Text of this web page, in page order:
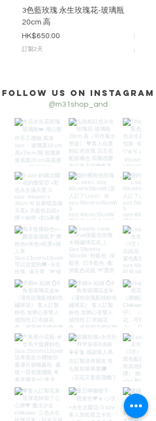
3色藍玫瑰 永生玫瑰花-玻璃瓶
20cm 高
價格
HK$650.00
訂製2天
價格
訂製2天
Follow us on Instagram
@m31shop_and